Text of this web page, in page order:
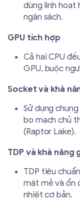
dùng linh hoạt
ngân sách.
GPU tích hợp
Cả hai CPU
GPU, buộc
Socket và khả
Sử dụng
bo mạch chủ
(Raptor Lake).
TDP và khả năng
TDP tiêu
mát mẻ và ổn
nhiệt cơ bản.